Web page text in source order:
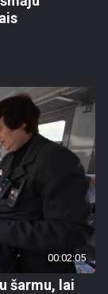
00:02:05
šarmu, lai